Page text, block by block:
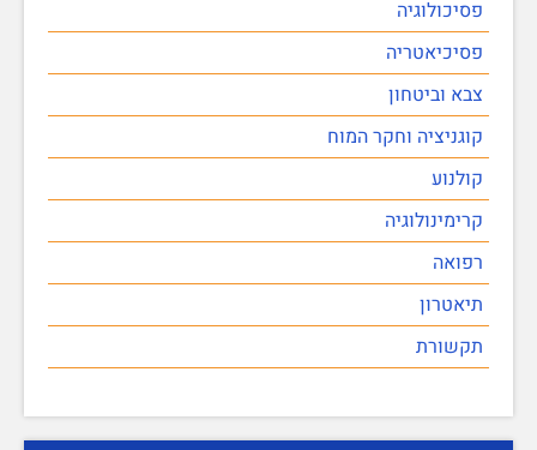
פסיכולוגיה
פסיכיאטריה
צבא וביטחון
קוגניציה וחקר המוח
קולנוע
קרימינולוגיה
רפואה
תיאטרון
תקשורת